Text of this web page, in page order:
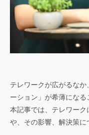
テレワークが広がるな
ーション」が希薄になる
本記事では、テレワー
や、その影響、解決策に